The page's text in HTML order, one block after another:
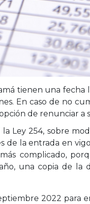
tienen una
En caso de no
de renunciar a
Ley 254, sobre
de la entrada en
complicado,
una copia de la
2022